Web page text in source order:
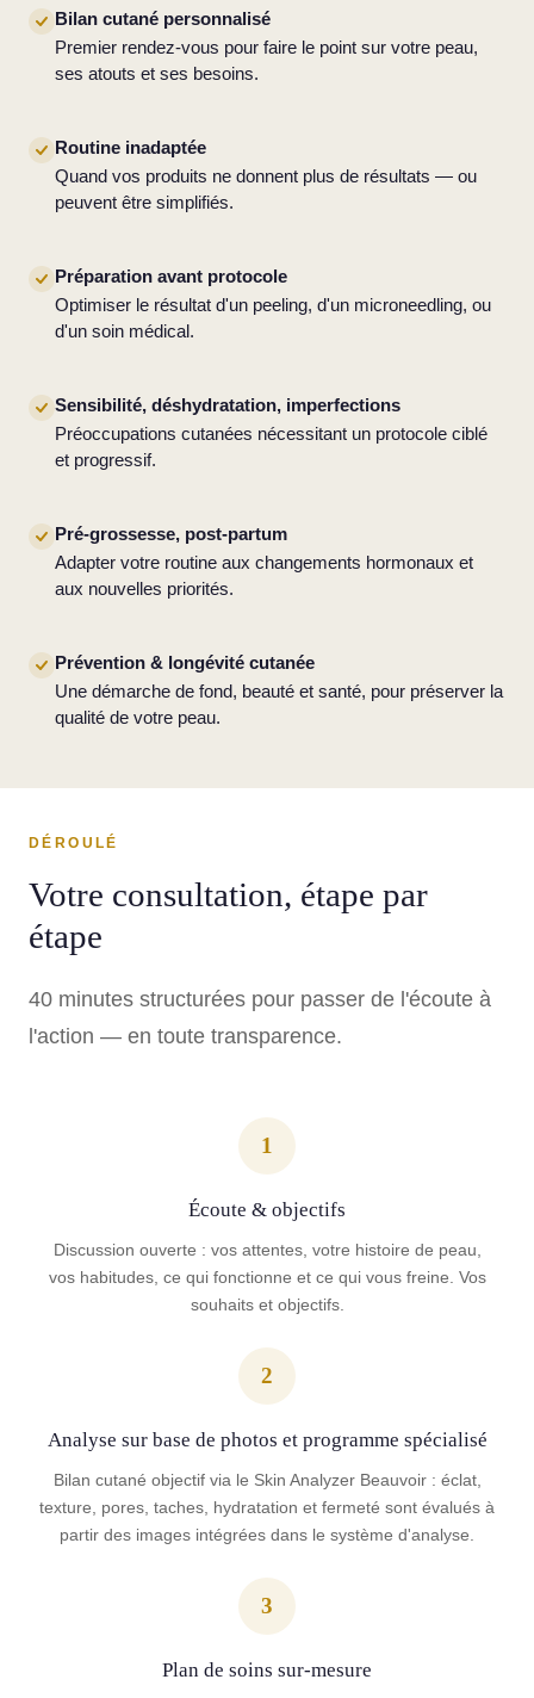
Bilan cutané personnalisé
Premier rendez-vous pour faire le point sur votre peau,
ses atouts et ses besoins.
Routine inadaptée
Quand vos produits ne donnent plus de résultats — ou
peuvent être simplifiés.
Préparation avant protocole
Optimiser le résultat d'un peeling, d'un microneedling, ou
d'un soin médical.
Sensibilité, déshydratation, imperfections
Préoccupations cutanées nécessitant un protocole ciblé
et progressif.
Pré-grossesse, post-partum
Adapter votre routine aux changements hormonaux et
aux nouvelles priorités.
Prévention & longévité cutanée
Une démarche de fond, beauté et santé, pour préserver la
qualité de votre peau.
DÉROULÉ
Votre consultation, étape par
étape
40 minutes structurées pour passer de l'écoute à
l'action — en toute transparence.
1
Écoute & objectifs
Discussion ouverte : vos attentes, votre histoire de peau,
vos habitudes, ce qui fonctionne et ce qui vous freine. Vos
souhaits et objectifs.
2
Analyse sur base de photos et programme spécialisé
Bilan cutané objectif via le Skin Analyzer Beauvoir : éclat,
texture, pores, taches, hydratation et fermeté sont évalués à
partir des images intégrées dans le système d'analyse.
3
Plan de soins sur-mesure